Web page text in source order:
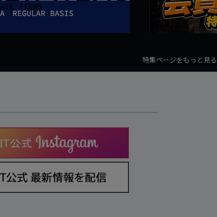
特集ページをもっと見る